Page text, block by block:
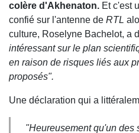
colère d'Akhenaton. Et c'est
confié sur l'antenne de RTL
culture, Roselyne Bachelot, a
intéressant sur le plan
en raison de risques liés aux
proposés".
Une déclaration qui a
"Heureusement qu'un